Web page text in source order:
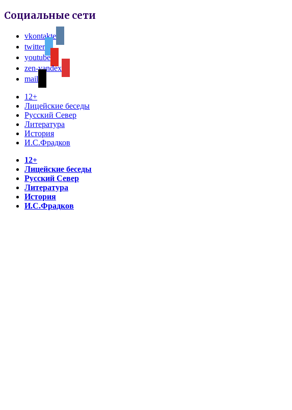
Социальные сети
vkontakte
twitter
youtube
zen-yandex
mail
12+
Лицейские беседы
Русский Север
Литература
История
И.С.Фрадков
12+
Лицейские беседы
Русский Север
Литература
История
И.С.Фрадков